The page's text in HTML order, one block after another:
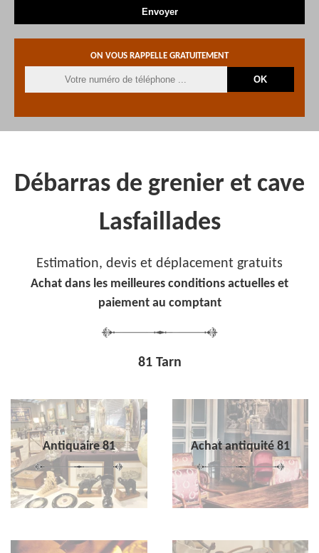
ON VOUS RAPPELLE GRATUITEMENT
Débarras de grenier et cave
Lasfaillades
Estimation, devis et déplacement gratuits
Achat dans les meilleures conditions actuelles et
paiement au comptant
81 Tarn
Antiquaire 81 Achat antiquité 81